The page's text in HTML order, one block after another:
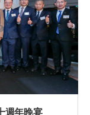
週年晚宴